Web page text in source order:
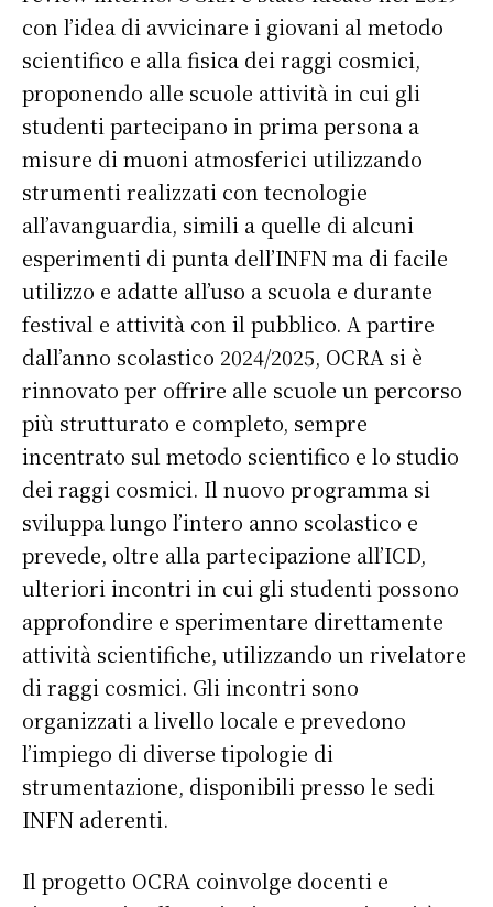
con l’idea di avvicinare i giovani al metodo
scientifico e alla fisica dei raggi cosmici,
proponendo alle scuole attività in cui gli
studenti partecipano in prima persona a
misure di muoni atmosferici utilizzando
strumenti realizzati con tecnologie
all’avanguardia, simili a quelle di alcuni
esperimenti di punta dell’INFN ma di facile
utilizzo e adatte all’uso a scuola e durante
festival e attività con il pubblico. A partire
dall’anno scolastico 2024/2025, OCRA si è
rinnovato per offrire alle scuole un percorso
più strutturato e completo, sempre
incentrato sul metodo scientifico e lo studio
dei raggi cosmici. Il nuovo programma si
sviluppa lungo l’intero anno scolastico e
prevede, oltre alla partecipazione all’ICD,
ulteriori incontri in cui gli studenti possono
approfondire e sperimentare direttamente
attività scientifiche, utilizzando un rivelatore
di raggi cosmici. Gli incontri sono
organizzati a livello locale e prevedono
l’impiego di diverse tipologie di
strumentazione, disponibili presso le sedi
INFN aderenti.
Il progetto OCRA coinvolge docenti e